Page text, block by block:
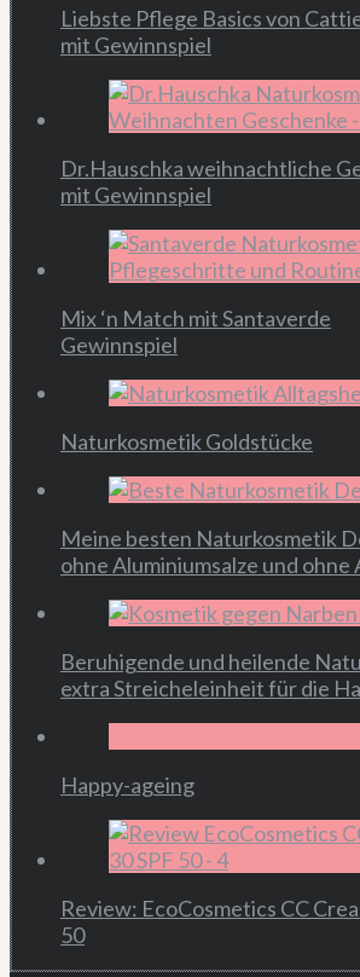
Liebste Pflege Basics von
mit Gewinnspiel
Dr.Hauschka weihnachtliche
mit Gewinnspiel
Mix ‘n Match mit Santaverde
Gewinnspiel
Naturkosmetik Goldstücke
Meine besten Naturkosmetik
ohne Aluminiumsalze und ohne
Beruhigende und heilende
extra Streicheleinheit für die
Happy-ageing
Review: EcoCosmetics CC
50